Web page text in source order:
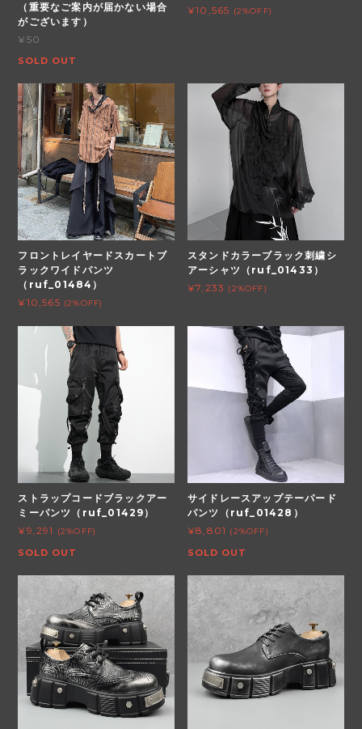
（重要なご案内が届かない場合
がございます）
¥50
SOLD OUT
¥10,565 (2%OFF)
フロントレイヤードスカートブ
ラックワイドパンツ
（ruf_01484）
¥10,565 (2%OFF)
スタンドカラーブラック刺繍シ
アーシャツ（ruf_01433）
¥7,233 (2%OFF)
ストラップコードブラックアー
ミーパンツ（ruf_01429）
¥9,291
(2%OFF)
SOLD OUT
サイドレースアップテーパード
パンツ（ruf_01428）
¥8,801 (2%OFF)
SOLD OUT